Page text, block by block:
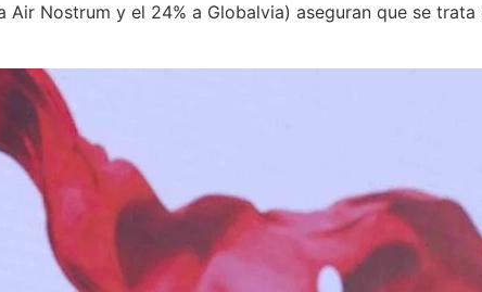
Air Nostrum y el 24% a Globalvia) aseguran que se